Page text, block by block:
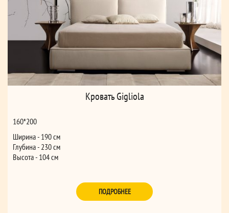
Кровать Gigliola
160*200
Ширина - 190 см
Глубина - 230 см
Высота - 104 см
ПОДРОБНЕЕ